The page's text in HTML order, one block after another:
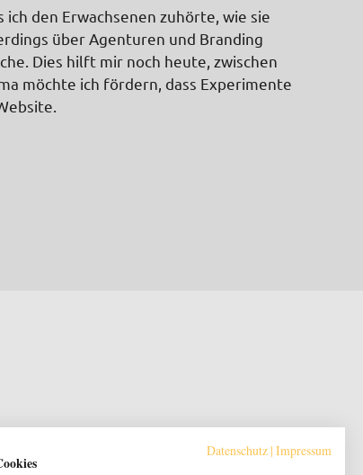
den Erwachsenen zuhörte, wie sie
über Agenturen und Branding
Dies hilft mir noch heute, zwischen
möchte ich fördern, dass Experimente
Datenschutz | Impressum